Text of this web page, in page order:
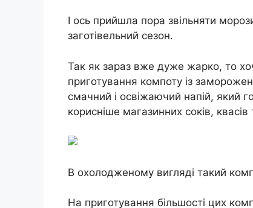
І ось прийшла пора звільняти
заготівельний сезон.
Так як зараз вже дуже жарко, то
приготування компоту із
смачний і освіжаючий напій, який
корисніше магазинних соків,
В охолодженому вигляді такий
На приготування більшості цих